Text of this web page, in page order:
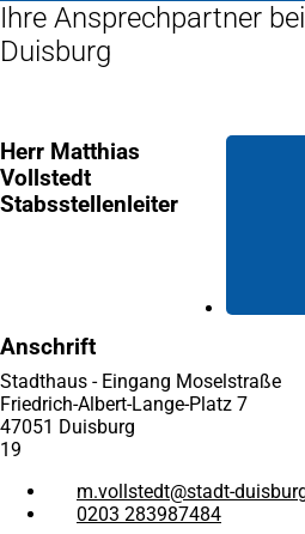
Ihre Ansprechpartner
Duisburg
Herr Matthias
Vollstedt
Stabsstellenleiter
Anschrift
Stadthaus - Eingang Moselstraße
Friedrich-Albert-Lange-Platz 7
47051 Duisburg
19
m.vollstedt
stadt-
0203 283987484